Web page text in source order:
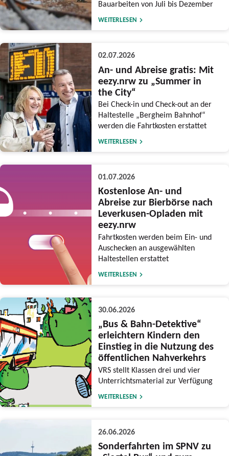
Bauarbeiten von Juli bis Dezember
WEITERLESEN
02.07.2026
An- und Abreise gratis: Mit
eezy.nrw zu „Summer in
the City“
Bei Check-in und Check-out an der
Haltestelle „Bergheim Bahnhof“
werden die Fahrtkosten erstattet
WEITERLESEN
01.07.2026
Kostenlose An- und
Abreise zur Bierbörse nach
Leverkusen-Opladen mit
eezy.nrw
Fahrtkosten werden beim Ein- und
Auschecken an ausgewählten
Haltestellen erstattet
WEITERLESEN
30.06.2026
„Bus & Bahn-Detektive“
erleichtern Kindern den
Einstieg in die Nutzung des
öffentlichen Nahverkehrs
VRS stellt Klassen drei und vier
Unterrichtsmaterial zur Verfügung
WEITERLESEN
26.06.2026
Sonderfahrten im SPNV zu